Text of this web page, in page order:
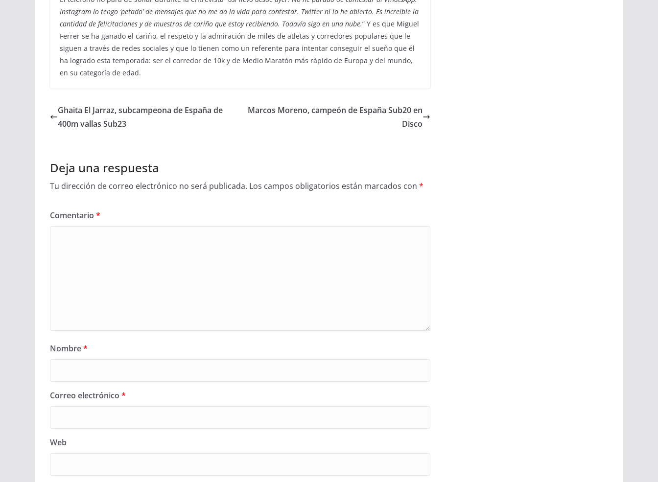
Instagram lo tengo ‘petado’ de mensajes que no me da la vida para contestar. Twitter ni lo he abierto. Es increíble la
cantidad de felicitaciones y de muestras de cariño que estoy recibiendo. Todavía sigo en una nube.” Y es que Miguel
Ferrer se ha ganado el cariño, el respeto y la admiración de miles de atletas y corredores populares que le
siguen a través de redes sociales y que lo tienen como un referente para intentar conseguir el sueño que él
ha logrado esta temporada: ser el corredor de 10k y de Medio Maratón más rápido de Europa y del mundo,
en su categoría de edad.
Ghaita El Jarraz, subcampeona de España de
400m vallas Sub23
Marcos Moreno, campeón de España Sub20 en
Disco
Deja una respuesta
Tu dirección de correo electrónico no será publicada. Los campos obligatorios están marcados con *
Comentario *
Nombre*
Correo electrónico *
Web